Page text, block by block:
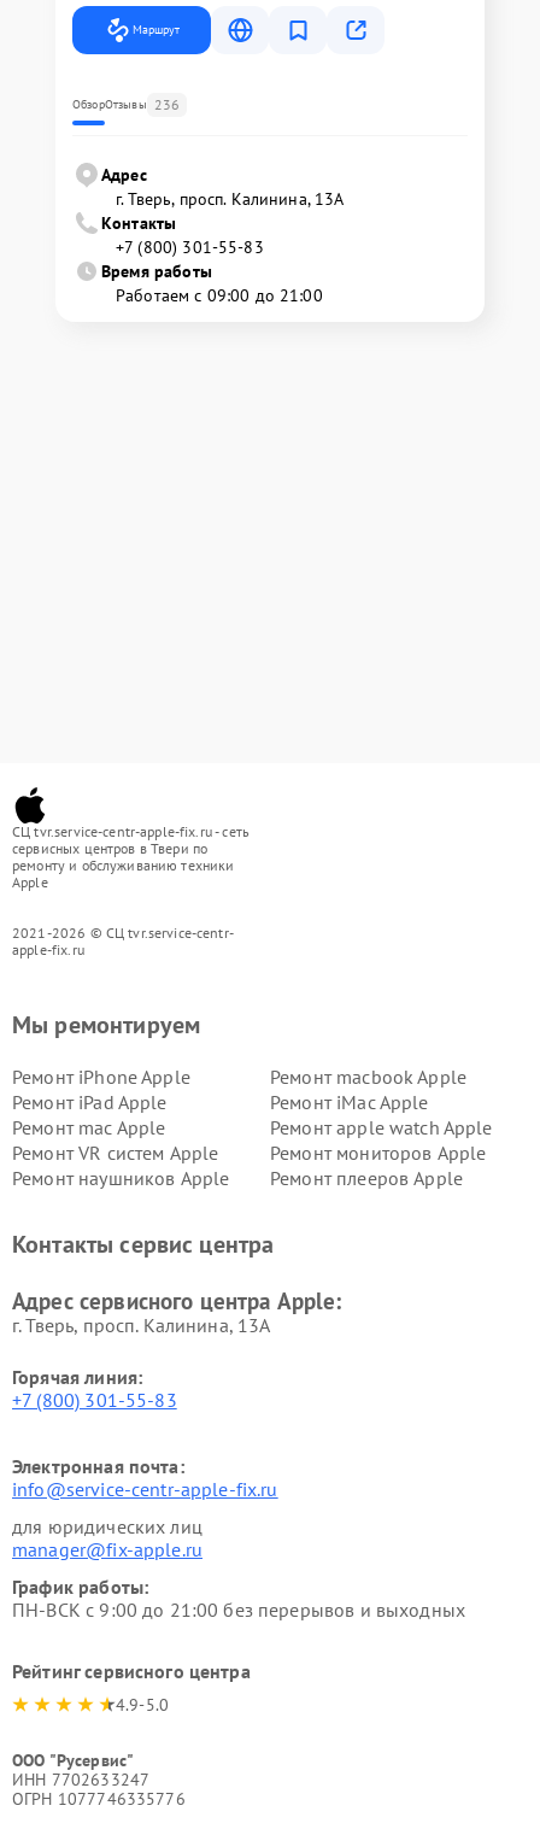
Маршрут
ОбзорОтзывы 236
Адрес
г. Тверь, просп. Калинина, 13А
Контакты
+7 (800) 301-55-83
Время работы
Работаем с 09:00 до 21:00
СЦ tvr.service-centr-apple-fix.ru - сеть
сервисных центров в Твери по
ремонту и обслуживанию техники
Apple
2021-2026 © СЦ tvr.service-centr-
apple-fix.ru
Мы ремонтируем
Ремонт iPhone Apple
Ремонт macbook Apple
Ремонт iPad Apple
Ремонт iMac Apple
Ремонт mac Apple
Ремонт apple watch Apple
Ремонт VR систем Apple
Ремонт мониторов Apple
Ремонт наушников Apple
Ремонт плееров Apple
Контакты сервис центра
Адрес сервисного центра Apple:
г. Тверь, просп. Калинина, 13А
Горячая линия:
+7 (800) 301-55-83
Электронная почта:
info@service-centr-apple-fix.ru
для юридических лиц
manager@fix-apple.ru
График работы:
ПН-ВСК с 9:00 до 21:00 без перерывов и выходных
Рейтинг сервисного центра
4.9-5.0
ООО "Русервис"
ИНН 7702633247
ОГРН 1077746335776